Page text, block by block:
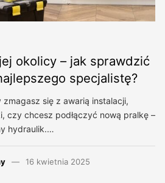
okolicy – jak sprawdzić
specjalistę?
się z awarią instalacji,
czy chcesz podłączyć nową pralkę –
hydraulik.…
16 kwietnia 2025